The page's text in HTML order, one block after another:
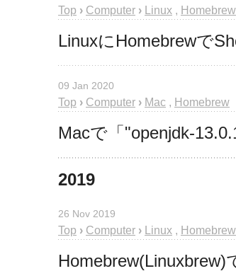
Top › Computer › Linux , Homebrew
LinuxにHomebrewで
09 Jan 2020
Top › Computer › Mac , Homebrew
Macで「"openjdk-
2019
26 Nov 2019
Top › Computer › Linux , Homebrew